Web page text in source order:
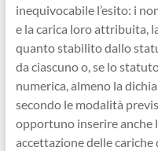
inequivocabile l’esito: i
e la carica loro attribuita,
quanto stabilito dallo
da ciascuno o, se lo
numerica, almeno la
secondo le modalità
opportuno inserire anche
accettazione delle